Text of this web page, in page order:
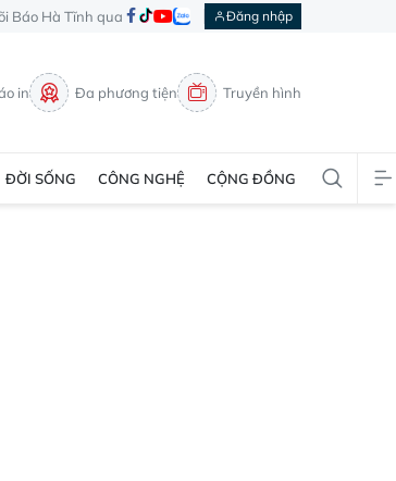
Báo Hà Tĩnh qua Đăng nhập
in Đa phương tiện Truyền hình
ĐỜI SỐNG CÔNG NGHỆ CỘNG ĐỒNG